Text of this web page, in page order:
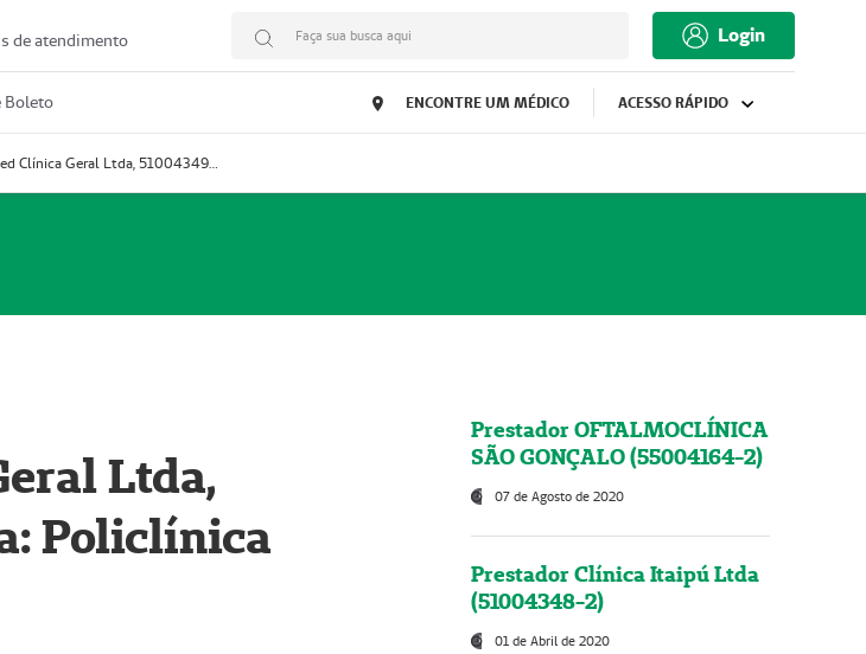
de atendimento Faça sua busca aqui Login
Boleto ENCONTRE UM MÉDICO ACESSO RÁPIDO
Prestador: Vipmed Clínica Geral Ltda, 51004349-0 (Nome Fantasia: Policlínica Master)
Ltda,
Policlínica
Prestador OFTALMOCLÍNICA
SÃO GONÇALO (55004164-2)
07 de Agosto de 2020
Prestador Clínica Itaipú Ltda
(51004348-2)
01 de Abril de 2020